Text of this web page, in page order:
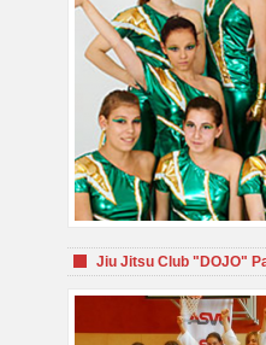
Jiu Jitsu Club "DOJO"